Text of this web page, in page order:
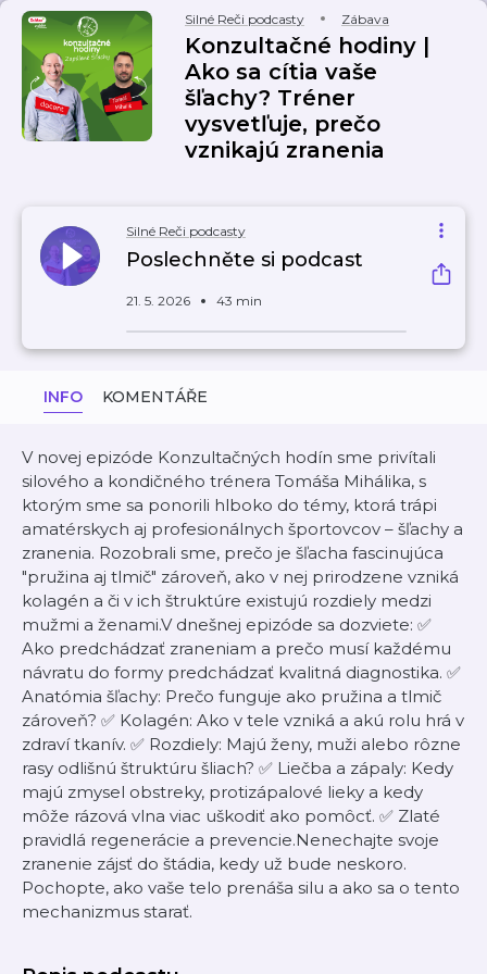
Silné Reči podcasty Zábava
Konzultačné hodiny |
Ako sa cítia vaše
šľachy? Tréner
vysvetľuje, prečo
vznikajú zranenia
Silné Reči podcasty
Poslechněte si podcast
21. 5. 2026 43 min
INFO KOMENTÁŘE
V novej epizóde Konzultačných hodín sme privítali
silového a kondičného trénera Tomáša Mihálika, s
ktorým sme sa ponorili hlboko do témy, ktorá trápi
amatérskych aj profesionálnych športovcov – šľachy a
zranenia. Rozobrali sme, prečo je šľacha fascinujúca
"pružina aj tlmič" zároveň, ako v nej prirodzene vzniká
kolagén a či v ich štruktúre existujú rozdiely medzi
mužmi a ženami.V dnešnej epizóde sa dozviete: ✅
Ako predchádzať zraneniam a prečo musí každému
návratu do formy predchádzať kvalitná diagnostika. ✅
Anatómia šľachy: Prečo funguje ako pružina a tlmič
zároveň? ✅ Kolagén: Ako v tele vzniká a akú rolu hrá v
zdraví tkanív. ✅ Rozdiely: Majú ženy, muži alebo rôzne
rasy odlišnú štruktúru šliach? ✅ Liečba a zápaly: Kedy
majú zmysel obstreky, protizápalové lieky a kedy
môže rázová vlna viac uškodiť ako pomôcť. ✅ Zlaté
pravidlá regenerácie a prevencie.Nenechajte svoje
zranenie zájsť do štádia, kedy už bude neskoro.
Pochopte, ako vaše telo prenáša silu a ako sa o tento
mechanizmus starať.